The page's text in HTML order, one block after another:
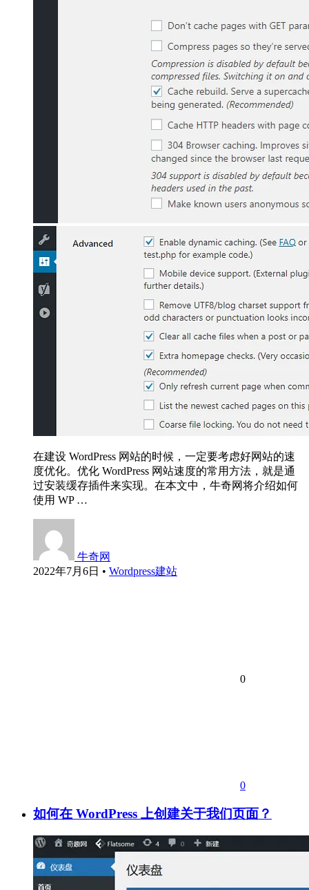
在建设 WordPress 网站的时候，一定要考虑好网站的速
度优化。优化 WordPress 网站速度的常用方法，就是通
过安装缓存插件来实现。在本文中，牛奇网将介绍如何
使用 WP …
牛奇网
2022年7月6日 • Wordpress建站
0
0
如何在 WordPress 上创建关于我们页面？